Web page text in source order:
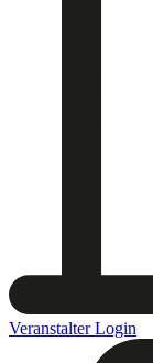
Veranstalter Login